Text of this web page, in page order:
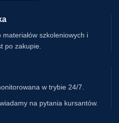
materiałów szkoleniowych i
po zakupie.
w trybie 24/7.
na pytania kursantów.